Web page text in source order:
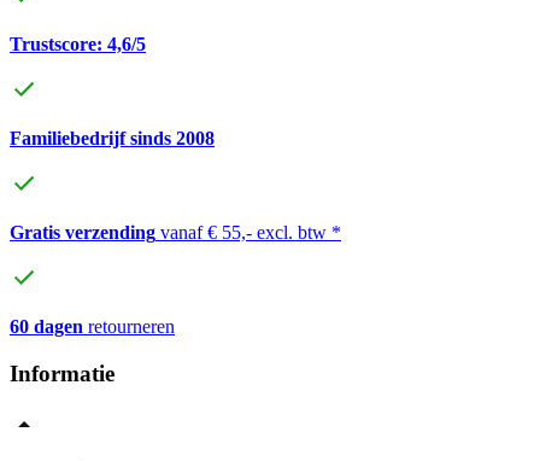
Trustscore: 4,6/5
Familiebedrijf sinds 2008
Gratis verzending vanaf € 55,- excl. btw *
60 dagen retourneren
Informatie